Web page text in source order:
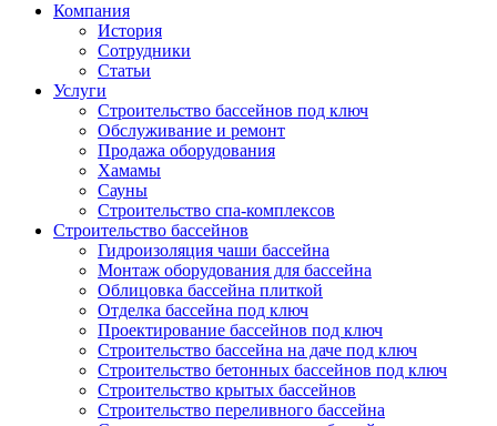
Компания
История
Сотрудники
Статьи
Услуги
Строительство бассейнов под ключ
Обслуживание и ремонт
Продажа оборудования
Хамамы
Сауны
Строительство спа-комплексов
Строительство бассейнов
Гидроизоляция чаши бассейна
Монтаж оборудования для бассейна
Облицовка бассейна плиткой
Отделка бассейна под ключ
Проектирование бассейнов под ключ
Строительство бассейна на даче под ключ
Строительство бетонных бассейнов под ключ
Строительство крытых бассейнов
Строительство переливного бассейна